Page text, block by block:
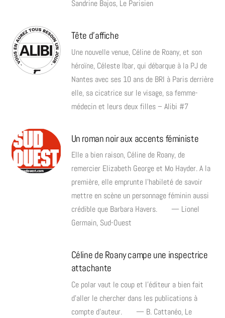
Sandrine Bajos, Le Parisien
Tête d'affiche
Une nouvelle venue, Céline de Roany, et son
héroïne, Céleste Ibar, qui débarque à la PJ de
Nantes avec ses 10 ans de BRI à Paris derrière
elle, sa cicatrice sur le visage, sa femme-
médecin et leurs deux filles – Alibi #7
Un roman noir aux accents féministe
Elle a bien raison, Céline de Roany, de
remercier Elizabeth George et Mo Hayder. A la
première, elle emprunte l’habileté de savoir
mettre en scène un personnage féminin aussi
crédible que Barbara Havers. — Lionel
Germain, Sud-Ouest
Céline de Roany campe une inspectrice
attachante
Ce polar vaut le coup et l’éditeur a bien fait
d’aller le chercher dans les publications à
compte d’auteur. — B. Cattanéo, Le